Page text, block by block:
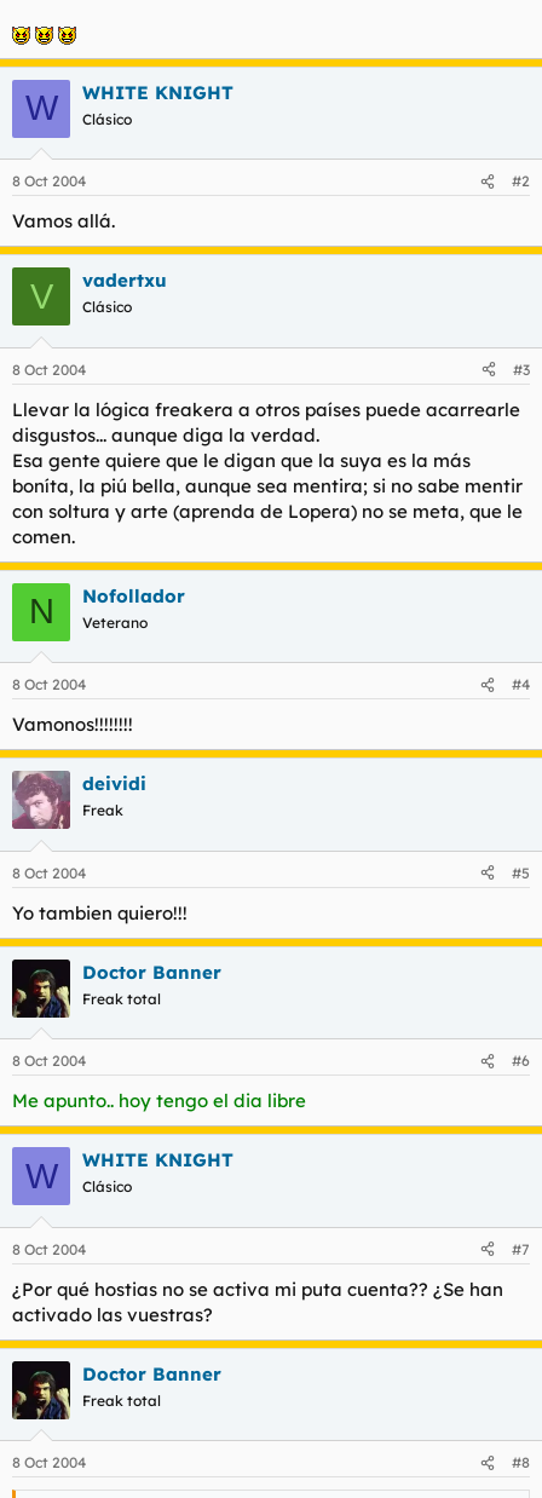
W WHITE KNIGHT
Clásico
8 Oct 2004 #2
Vamos allá.
V vadertxu
Clásico
8 Oct 2004 #3
Llevar la lógica freakera a otros países puede acarrearle
disgustos... aunque diga la verdad.
Esa gente quiere que le digan que la suya es la más
boníta, la piú bella, aunque sea mentira; si no sabe mentir
con soltura y arte (aprenda de Lopera) no se meta, que le
comen.
N Nofollador
Veterano
8 Oct 2004 #4
Vamonos!!!!!!!!
deividi
Freak
8 Oct 2004 #5
Yo tambien quiero!!!
Doctor Banner
Freak total
8 Oct 2004 #6
Me apunto.. hoy tengo el dia libre
W WHITE KNIGHT
Clásico
8 Oct 2004 #7
¿Por qué hostias no se activa mi puta cuenta?? ¿Se han
activado las vuestras?
Doctor Banner
Freak total
8 Oct 2004 #8